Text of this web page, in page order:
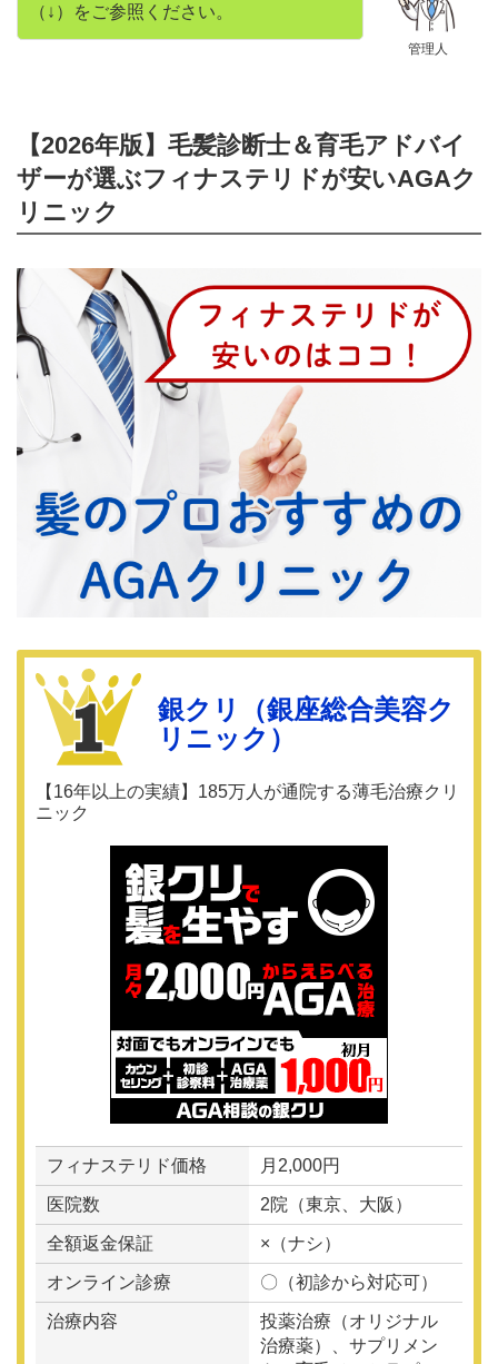
管理人
（↓）をご参照ください。
【2026年版】毛髪診断士＆育毛アドバイ
ザーが選ぶフィナステリドが安いAGAク
リニック
銀クリ（銀座総合美容ク
リニック）
【16年以上の実績】185万人が通院する薄毛治療クリ
ニック
フィナステリド価格 月2,000円
医院数 2院（東京、大阪）
全額返金保証 ×（ナシ）
オンライン診療 〇（初診から対応可）
治療内容
投薬治療（オリジナル
治療薬）、サプリメン